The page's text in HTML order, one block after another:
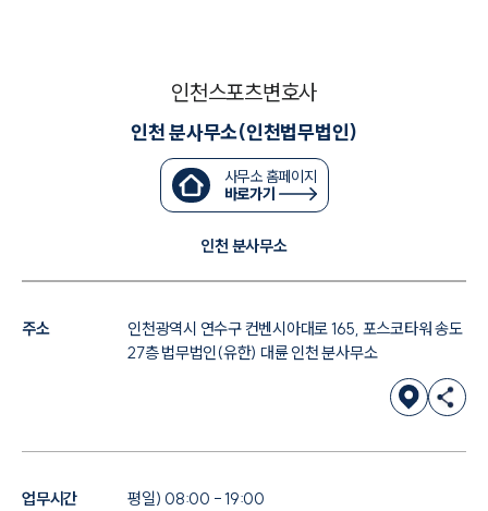
인천스포츠변호사
인천 분사무소(인천법무법인)
사무소 홈페이지
바로가기
인천 분사무소
주소
인천광역시 연수구 컨벤시아대로 165, 포스코타워 송도
27층 법무법인(유한) 대륜 인천 분사무소
업무시간
평일) 08:00 - 19:00